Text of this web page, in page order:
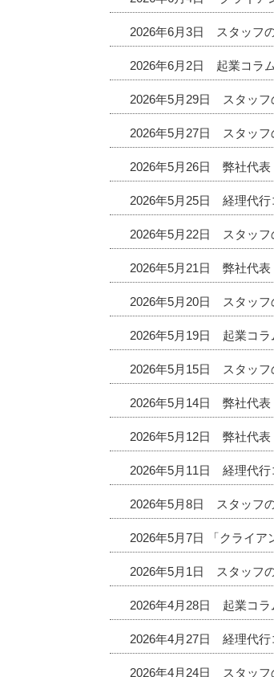
2026年6月3日 スタッフ
2026年6月2日 起業コラ
2026年5月29日 スタッフ
2026年5月27日 スタッフ
2026年5月26日 弊社代表
2026年5月25日 経理代行
2026年5月22日 スタッフ
2026年5月21日 弊社代表
2026年5月20日 スタッフ
2026年5月19日 起業コラ
2026年5月15日 スタッフ
2026年5月14日 弊社代表
2026年5月12日 弊社代表
2026年5月11日 経理代行
2026年5月8日 スタッフ
2026年5月7日 「クライア
2026年5月1日 スタッフ
2026年4月28日 起業コラ
2026年4月27日 経理代行
2026年4月24日 スタッフ